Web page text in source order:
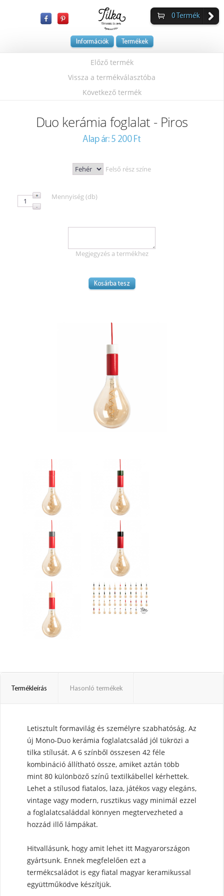
Információk Termékek
0 Termék
Előző termék
Vissza a termékválasztóba
Következő termék
Duo kerámia foglalat - Piros
Alap ár: 5 200 Ft
Felső rész színe
Mennyiség (db)
Megjegyzés a termékhez
Termékleírás Hasonló termékek
Letisztult formavilág és személyre szabhatóság. Az
új Mono-Duo kerámia foglalatcsalád jól tükrözi a
tilka stílusát. A 6 színből összesen 42 féle
kombináció állítható össze, amiket aztán több
mint 80 különböző színű textilkábellel kérhettek.
Lehet a stílusod fiatalos, laza, játékos vagy elegáns,
vintage vagy modern, rusztikus vagy minimál ezzel
a foglalatcsaláddal könnyen megtervezheted a
hozzád illő lámpákat.
Hitvallásunk, hogy amit lehet itt Magyarországon
gyártsunk. Ennek megfelelően ezt a
termékcsaládot is egy fiatal magyar keramikussal
együttműködve készítjük.